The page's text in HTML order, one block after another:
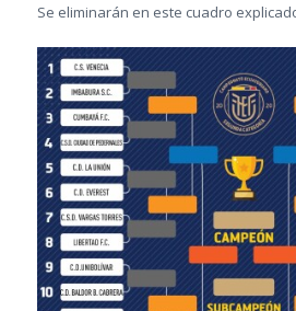
Se eliminarán en este cuadro